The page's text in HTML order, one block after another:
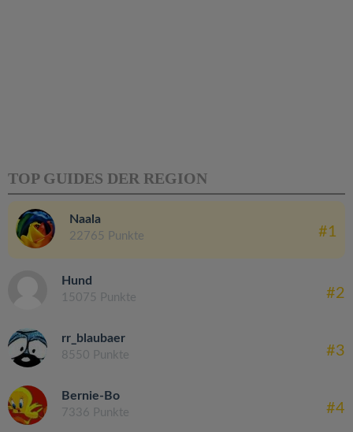
TOP GUIDES DER REGION
Naala
22765 Punkte #1
Hund
15075 Punkte #2
rr_blaubaer
8550 Punkte #3
Bernie-Bo
7336 Punkte #4